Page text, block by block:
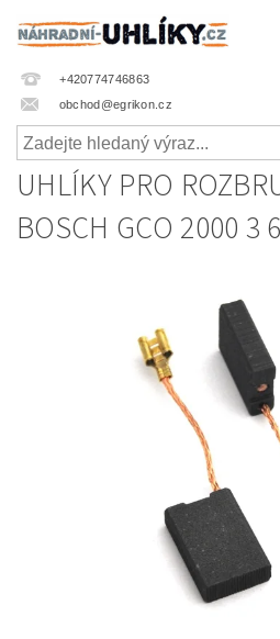
+420774746863
obchod@egrikon.cz
UHLÍKY PRO
BOSCH GCO 2000 3